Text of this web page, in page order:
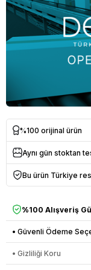
%100 orijinal ürün
Aynı gün stoktan
Bu ürün Türkiye
%100 Alışveriş
• Güvenli Ödeme
• Gizliliği Koru